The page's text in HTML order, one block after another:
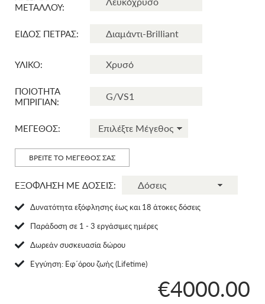
ΜΕΤΑΛΛΟΥ:
ΕΙΔΟΣ ΠΕΤΡΑΣ:
ΥΛΙΚΟ:
ΠΟΙΟΤΗΤΑ
ΜΠΡΙΓΙΑΝ:
ΜΕΓΕΘΟΣ:
ΒΡΕΙΤΕ ΤΟ ΜΕΓΕΘΟΣ ΣΑΣ
ΕΞΟΦΛΗΣΗ ΜΕ ΔΟΣΕΙΣ:
Δυνατότητα εξόφλησης έως και 18 άτοκες δόσεις
Παράδοση σε 1 - 3 εργάσιμες ημέρες
Δωρεάν συσκευασία δώρου
Eγγύηση: Εφ΄όρου ζωής (Lifetime)
€4000.00